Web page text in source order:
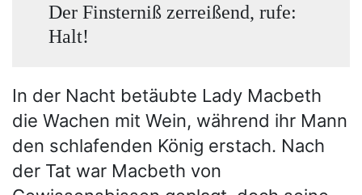
Der Finsterniß zerreißend, rufe:
Halt!
In der Nacht betäubte Lady Macbeth
die Wachen mit Wein, während ihr Mann
den schlafenden König erstach. Nach
der Tat war Macbeth von